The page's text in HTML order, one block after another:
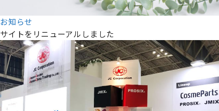
お知らせ
サイトをリニューアルしました